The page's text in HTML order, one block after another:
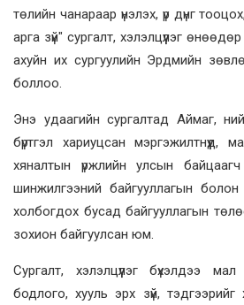
төлийн чанараар үнэлэх, үр дүнг
арга зүй" сургалт, хэлэлцүүлэг
ахуйн их сургуулийн Эрдмийн
боллоо.
Энэ удаагийн сургалтад Аймаг,
бүртгэл хариуцсан мэргэжилтнүүд,
хяналтын үржлийн улсын
шинжилгээний байгууллагын
холбогдох бусад байгууллагын
зохион байгуулсан юм.
Сургалт, хэлэлцүүлэг бүхэлдээ
бодлого, хууль эрх зүй, тэдгээрийг